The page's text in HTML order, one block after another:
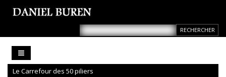
Le Carrefour des 50 piliers